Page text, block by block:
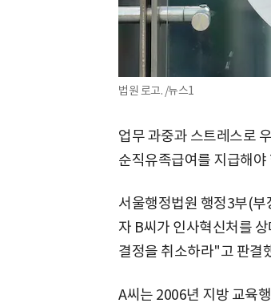
법원 로고. /뉴스1
업무 과중과 스트레스로
순직유족급여를 지급해
서울행정법원 행정3부(부
자 B씨가 인사혁신처를
결정을 취소하라"고 판결
A씨는 2006년 지방 교육